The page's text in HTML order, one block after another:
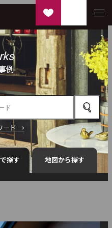
例
ード →
探す 地図から探す